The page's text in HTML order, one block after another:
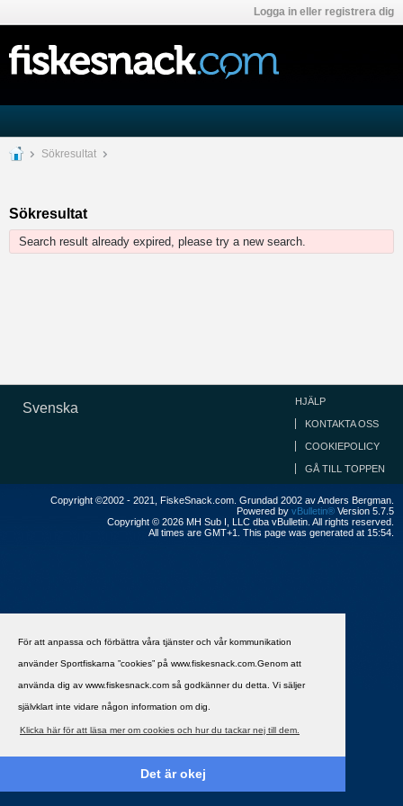
För att anpassa och förbättra våra tjänster och vår kommunikation
använder Sportfiskarna ”cookies” på www.fiskesnack.com.Genom att
använda dig av www.fiskesnack.com så godkänner du detta. Vi säljer
självklart inte vidare någon information om dig.
Klicka här för att läsa mer om cookies och hur du tackar nej till dem.
Det är okej
Logga in eller registrera dig
Sökresultat
Sökresultat
Search result already expired, please try a new search.
Svenska HJÄLP
KONTAKTA OSS
COOKIEPOLICY
GÅ TILL TOPPEN
Copyright ©2002 - 2021, FiskeSnack.com. Grundad 2002 av Anders Bergman.
Powered by vBulletin® Version 5.7.5
Copyright © 2026 MH Sub I, LLC dba vBulletin. All rights reserved.
All times are GMT+1. This page was generated at 15:54.